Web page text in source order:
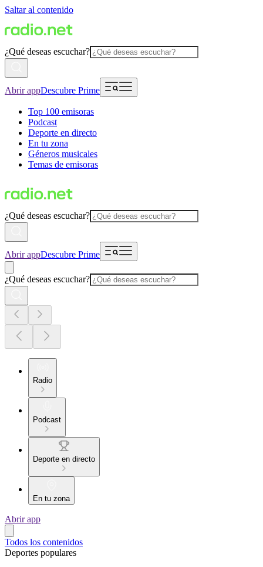
Saltar al contenido
¿Qué deseas escuchar?
Abrir appDescubre Prime
Top 100 emisoras
Podcast
Deporte en directo
En tu zona
Géneros musicales
Temas de emisoras
¿Qué deseas escuchar?
Abrir appDescubre Prime
¿Qué deseas escuchar?
Radio
Podcast
Deporte en directo
En tu zona
Abrir app
Todos los contenidos
Deportes populares